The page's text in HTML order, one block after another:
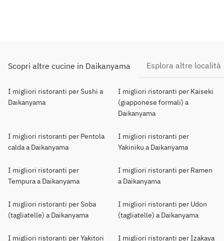
Scopri altre cucine in Daikanyama Esplora altre località
I migliori ristoranti per Sushi a
Daikanyama
I migliori ristoranti per Kaiseki
(giapponese formali) a
Daikanyama
I migliori ristoranti per Pentola
calda a Daikanyama
I migliori ristoranti per
Yakiniku a Daikanyama
I migliori ristoranti per
Tempura a Daikanyama
I migliori ristoranti per Ramen
a Daikanyama
I migliori ristoranti per Soba
(tagliatelle) a Daikanyama
I migliori ristoranti per Udon
(tagliatelle) a Daikanyama
I migliori ristoranti per Yakitori I migliori ristoranti per Izakaya